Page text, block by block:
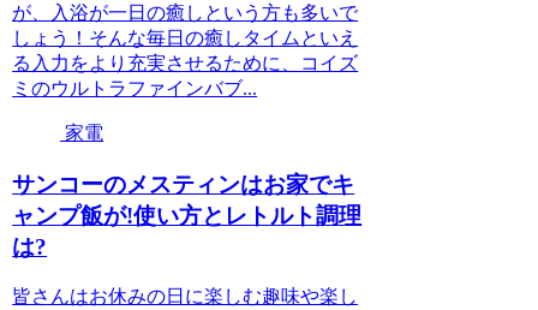
が、入浴が一日の癒しという方も多いで
しょう！そんな毎日の癒しタイムといえ
る入力をより充実させるために、コイズ
ミのウルトラファインバブ...
家電
サンコーのメスティンはお家でキ
ャンプ飯が!使い方とレトルト調理
は?
皆さんはお休みの日に楽しむ趣味や楽し